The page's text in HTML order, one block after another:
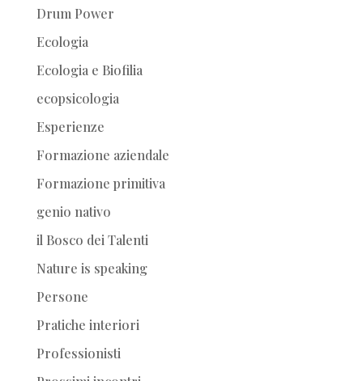
Drum Power
Ecologia
Ecologia e Biofilia
ecopsicologia
Esperienze
Formazione aziendale
Formazione primitiva
genio nativo
il Bosco dei Talenti
Nature is speaking
Persone
Pratiche interiori
Professionisti